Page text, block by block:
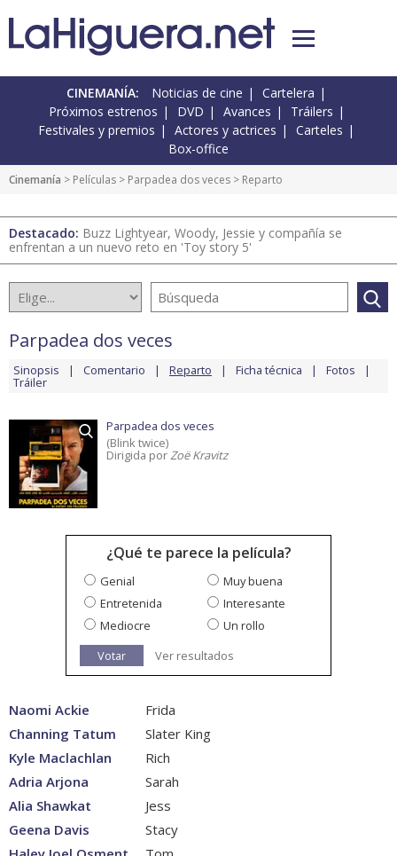
CINEMANÍA: Noticias de cine
Cartelera
Próximos estrenos
DVD Avances
Tráilers
Festivales y premios
Actores y actrices
Carteles
Box-office
Cinemanía > Películas > Parpadea dos veces > Reparto
Destacado: Buzz Lightyear, Woody, Jessie y compañía se
enfrentan a un nuevo reto en 'Toy story 5'
Parpadea dos veces
Sinopsis Comentario Reparto Ficha técnica Fotos
Tráiler
Parpadea dos veces
(Blink twice)
Dirigida porZoë Kravitz
¿Qué te parece la película?
Genial
Muy buena
Entretenida
Interesante
Mediocre
Un rollo
Votar
Ver resultados
Naomi Ackie
Frida
Channing Tatum
Slater King
Kyle Maclachlan
Rich
Adria Arjona
Sarah
Alia Shawkat
Jess
Geena Davis
Stacy